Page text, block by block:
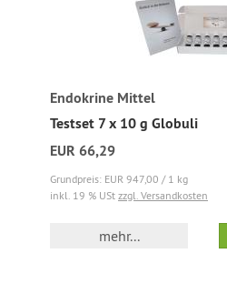
Endokrine Mittel
Testset 7 x 10 g Globuli
EUR 66,29
Grundpreis: EUR 947,00 / 1 kg
inkl. 19 % USt zzgl. Versandkosten
mehr...